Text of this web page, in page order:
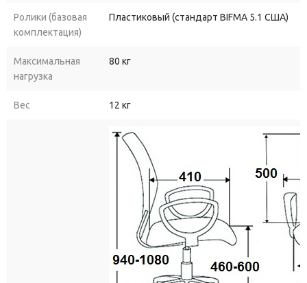
Ролики (базовая
комплектация)
Пластиковый (стандарт BIFMA 5.1 США)
Максимальная
нагрузка
80 кг
Вес 12 кг